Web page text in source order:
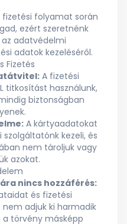
fizetési folyamat során
ezért szeretnénk
adatvédelmi
adatok kezeléséről.
Fizetés
A fizetési
titkosítást használunk,
biztonságban
A kártyaadatokat
kezeli, és
nem tároljuk vagy
azokat.
nincs hozzáférés:
és fizetési
adjuk ki harmadik
a törvény másképp